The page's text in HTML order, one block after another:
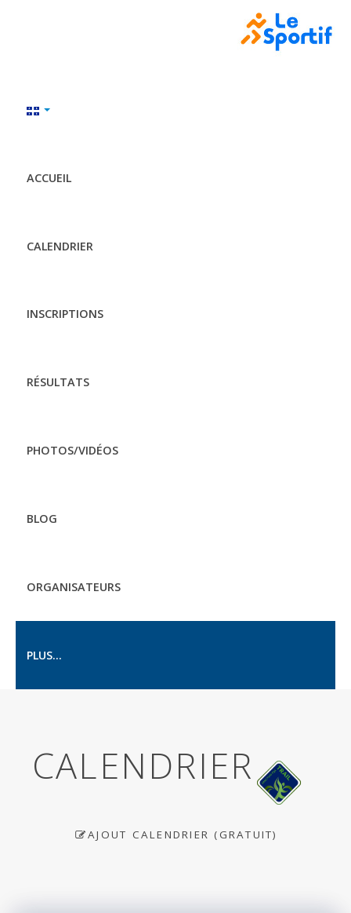
ACCUEIL
CALENDRIER
INSCRIPTIONS
RÉSULTATS
PHOTOS/VIDÉOS
BLOG
ORGANISATEURS
PLUS...
CALENDRIER
AJOUT CALENDRIER (GRATUIT)